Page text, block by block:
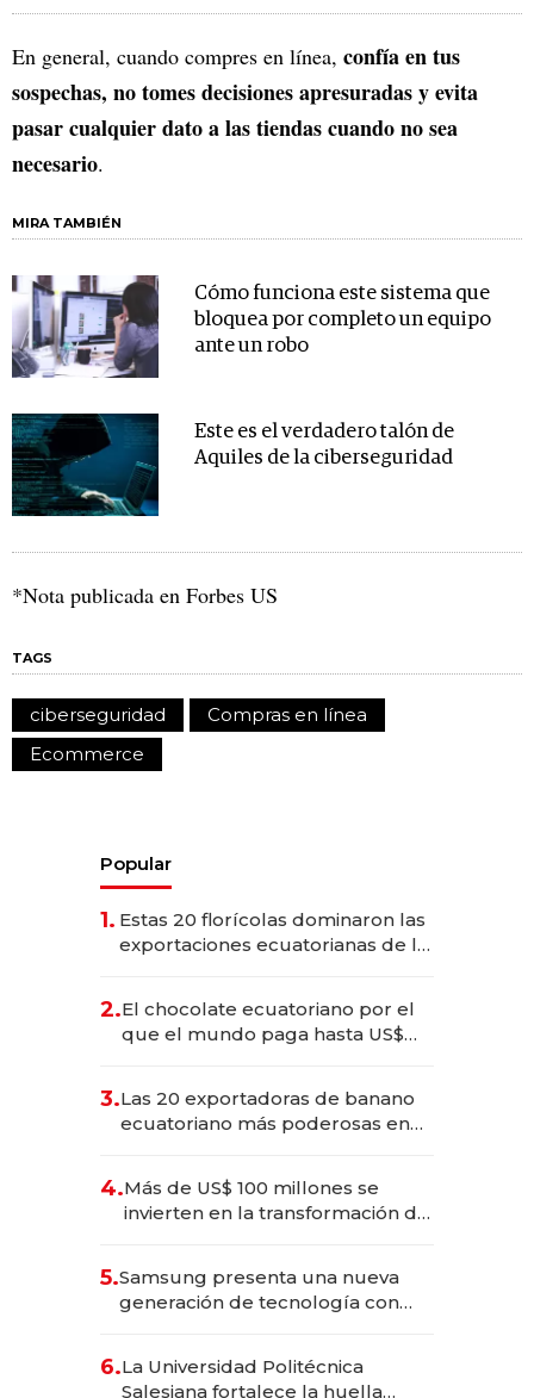
En general, cuando compres en línea, confía en tus
sospechas, no tomes decisiones apresuradas y evita
pasar cualquier dato a las tiendas cuando no sea
necesario.
MIRA TAMBIÉN
Cómo funciona este sistema que
bloquea por completo un equipo
ante un robo
Este es el verdadero talón de
Aquiles de la ciberseguridad
*Nota publicada en Forbes US
TAGS
ciberseguridad
Compras en línea
Ecommerce
Popular
1. Estas 20 florícolas dominaron las
exportaciones ecuatorianas de la
2.El chocolate ecuatoriano por el
que el mundo paga hasta US$
3.Las 20 exportadoras de banano
ecuatoriano más poderosas en
4.Más de US$ 100 millones se
invierten en la transformación de
5.Samsung presenta una nueva
generación de tecnología con
6.La Universidad Politécnica
Salesiana fortalece la huella